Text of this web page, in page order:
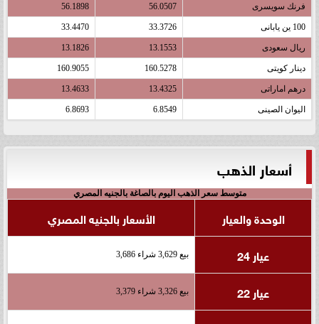
فرنك سويسرى 56.0507
56.1898
100 ين يابانى 33.3726
33.4470
ريال سعودى 13.1553
13.1826
دينار كويتى 160.5278
160.9055
درهم اماراتى 13.4325
13.4633
اليوان الصينى 6.8549
6.8693
أسعار الذهب
متوسط سعر الذهب اليوم بالصاغة بالجنيه المصري
الوحدة والعيار
الأسعار بالجنيه المصري
عيار 24
بيع 3,629 شراء 3,686
عيار 22 بيع 3,326 شراء 3,379